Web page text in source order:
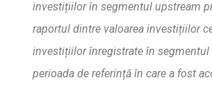
investițiilor în segmentul upstream
raportul dintre valoarea investițiilor
investițiilor înregistrate în segmentul
perioada de referință în care a fost